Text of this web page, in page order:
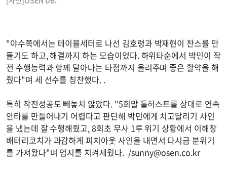
"야수쪽에서는 테이블세터로 나선 김호령과 박재현이 찬스를 만
들기도 하고, 해결까지 하는 모습이었다. 하위타순에서 박민이 작
전 수행능력과 함께 달아나는 타점까지 올려주며 좋은 활약을 해
줬다"며 세 선수를 칭찬했다. .
특히 작전성공도 빼놓치 않았다. "5회말 톨허스트를 상대로 연속
안타를 만들어내기 어렵다고 판단해 박민에게 치고달리기 사인
을 냈는데 잘 수행해줬고, 8회초 무사 1루 위기 상황에서 이해창
배터리코치가 과감하게 피치아웃 사인을 내면서 다시금 분위기
를 가져왔다"며 엄지를 치켜세웠다. /sunny@osen.co.kr